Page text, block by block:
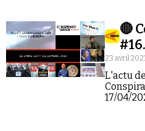
Vidéos
Émissions
Revues de
🔴
23 avril
L'actu
17/04/